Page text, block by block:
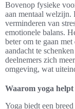
Bovenop fysieke
aan mentaal welzijn.
verminderen van
emotionele balans.
beter om te gaan
aandacht te
deelnemers zich
omgeving, wat
Waarom yoga
Yoga biedt een